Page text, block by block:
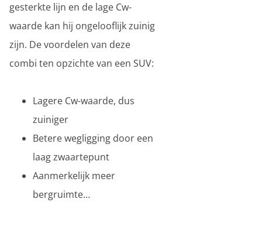
gesterkte lijn en de lage Cw-
waarde kan hij ongelooflijk zuinig
zijn. De voordelen van deze
combi ten opzichte van een SUV:
Lagere Cw-waarde, dus
zuiniger
Betere wegligging door een
laag zwaartepunt
Aanmerkelijk meer
bergruimte…